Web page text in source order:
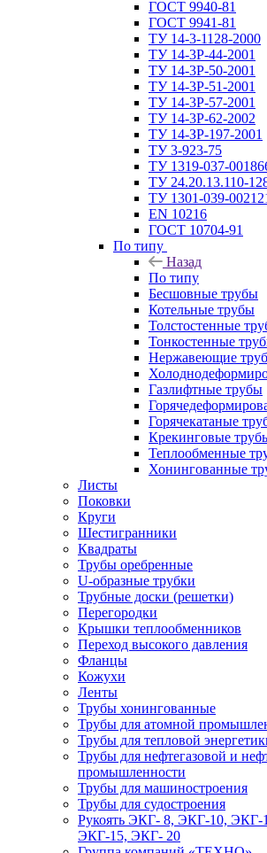
ГОСТ 9940-81
ГОСТ 9941-81
ТУ 14-3-1128-2000
ТУ 14-3Р-44-2001
ТУ 14-3Р-50-2001
ТУ 14-3Р-51-2001
ТУ 14-3Р-57-2001
ТУ 14-3Р-62-2002
ТУ 14-ЗР-197-2001
ТУ 3-923-75
ТУ 1319-037-
ТУ 24.20.13.110-
ТУ 1301-039-
EN 10216
ГОСТ 10704-91
По типу
Назад
По типу
Бесшовные трубы
Котельные трубы
Толстостенные
Тонкостенные
Нержавеющие
Газлифтные трубы
Горячекатаные
Крекинговые
Теплообменные
Хонингованные
Листы
Поковки
Круги
Шестигранники
Квадраты
Трубы оребренные
U-образные трубки
Трубные доски (решетки)
Перегородки
Крышки теплообменников
Переход высокого давления
Фланцы
Кожухи
Ленты
Трубы хонингованные
Трубы для атомной
Трубы для тепловой
Трубы для нефтегазовой и
промышленности
Трубы для машиностроения
Трубы для судостроения
Рукоять ЭКГ- 8, ЭКГ-10, ЭКГ-
ЭКГ-15, ЭКГ- 20